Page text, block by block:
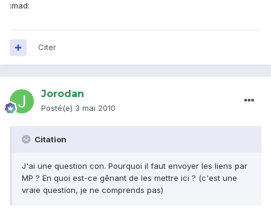
:mad:
Citer
Jorodan
Posté(e) 3 mai 2010
Citation
J'ai une question con. Pourquoi il faut envoyer les liens par
MP ? En quoi est-ce gênant de les mettre ici ? (c'est une
vraie question, je ne comprends pas)